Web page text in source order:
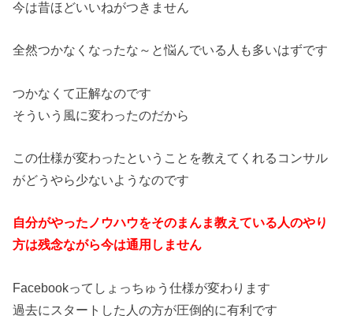
今は昔ほどいいねがつきません
全然つかなくなったな～と悩んでいる人も多いはずです
つかなくて正解なのです
そういう風に変わったのだから
この仕様が変わったということを教えてくれるコンサル
がどうやら少ないようなのです
自分がやったノウハウをそのまんま教えている人のやり
方は残念ながら今は通用しません
Facebookってしょっちゅう仕様が変わります
過去にスタートした人の方が圧倒的に有利です